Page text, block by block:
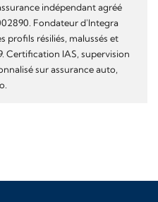
indépendant agréé
Fondateur d'Integra
profils résiliés, malussés et
Certification IAS, supervision
sur assurance auto,